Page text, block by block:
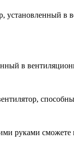
установленный в
в
руками